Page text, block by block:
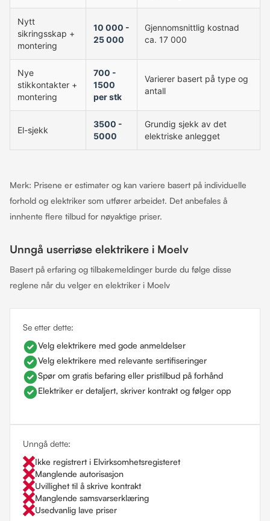
Nytt
sikringsskap +
montering
10 000 -
25 000
Gjennomsnittlig kostnad
ca. 17 000
Nye
stikkontakter +
montering
700 -
1500
per stk
Varierer basert på type og
antall
El-sjekk
3500 -
5000
Grundig sjekk av det
elektriske anlegget
Merk: Prisene er estimater og kan variere basert på individuelle
forhold og elektriker som utfører arbeidet. Det anbefales å
innhente flere tilbud for nøyaktige priser.
Unngå userriøse elektrikere i Moelv
Basert på erfaring og tilbakemeldinger burde du følge disse
reglene når du velger en elektriker i Moelv
Se etter dette:
Velg elektrikere med gode anmeldelser
Velg elektrikere med relevante sertifiseringer
Spør om gratis befaring eller pristilbud på forhånd
Elektriker er detaljert, skriver kontrakt og følger opp
Unngå dette:
Ikke registrert i Elvirksomhetsregisteret
Manglende autorisasjon
Uvillighet til å skrive kontrakt
Manglende samsvarserklæring
Usedvanlig lave priser